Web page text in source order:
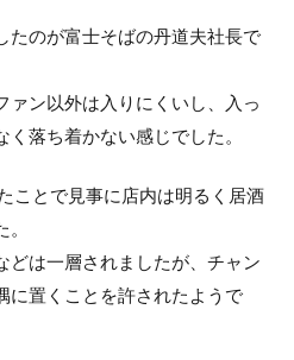
たのが富士そばの丹道夫社長で
ァン以外は入りにくいし、入っ
落ち着かない感じでした。
ことで見事に店内は明るく居酒
どは一層されましたが、チャン
に置くことを許されたようで